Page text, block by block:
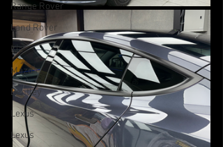
Range Rover
Land Rover
Kia
Mazda
Bentley
Lexus
Lexus